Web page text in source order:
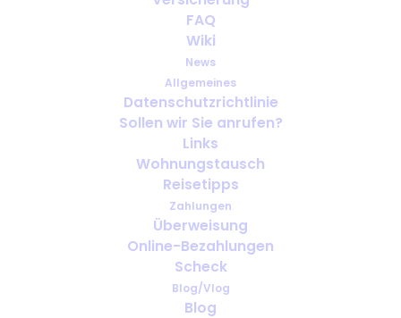
FAQ
Wiki
News
Allgemeines
Datenschutzrichtlinie
Sollen wir Sie anrufen?
Links
Wohnungstausch
Reisetipps
Zahlungen
Überweisung
Online-Bezahlungen
Scheck
Blog/Vlog
Blog
Geschäftsreisen mit medizinischem
Sauerstoff: Was muss vor der
Abreise organisiert werden?